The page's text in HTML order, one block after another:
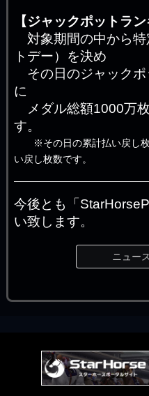
【ジャックポットラン
対象期間の中から特
トデー）を決め
その日のジャックポ
に
メダル総額1000万
す。
※その日の累計払い戻し枚
い戻し枚数です。
今後とも「
い致します。
ニュー